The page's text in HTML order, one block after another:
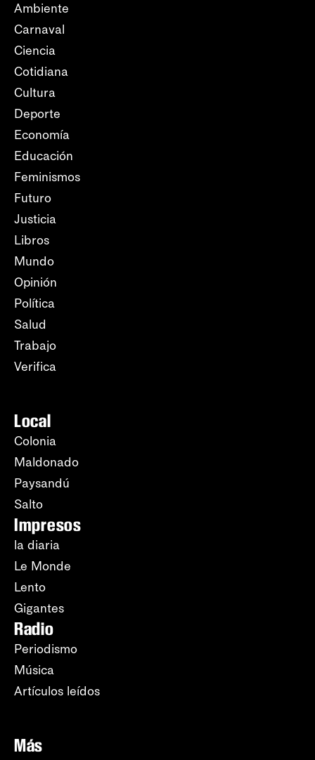
Ambiente
Carnaval
Ciencia
Cotidiana
Cultura
Deporte
Economía
Educación
Feminismos
Futuro
Justicia
Libros
Mundo
Opinión
Política
Salud
Trabajo
Verifica
Local
Colonia
Maldonado
Paysandú
Salto
Impresos
la diaria
Le Monde
Lento
Gigantes
Radio
Periodismo
Música
Artículos leídos
Más